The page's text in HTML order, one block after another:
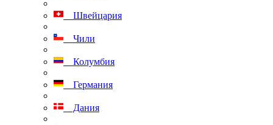
Швейцария
Чили
Колумбия
Германия
Дания